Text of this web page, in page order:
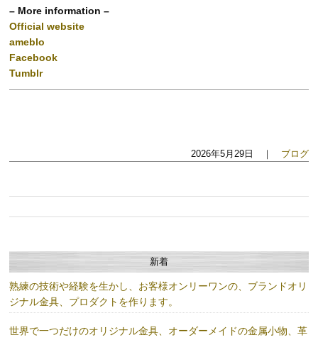
– More information –
Official website
ameblo
Facebook
Tumblr
2026年5月29日 ｜ ブログ
新着
熟練の技術や経験を生かし、お客様オンリーワンの、ブランドオリ
ジナル金具、プロダクトを作ります。
世界で一つだけのオリジナル金具、オーダーメイドの金属小物、革